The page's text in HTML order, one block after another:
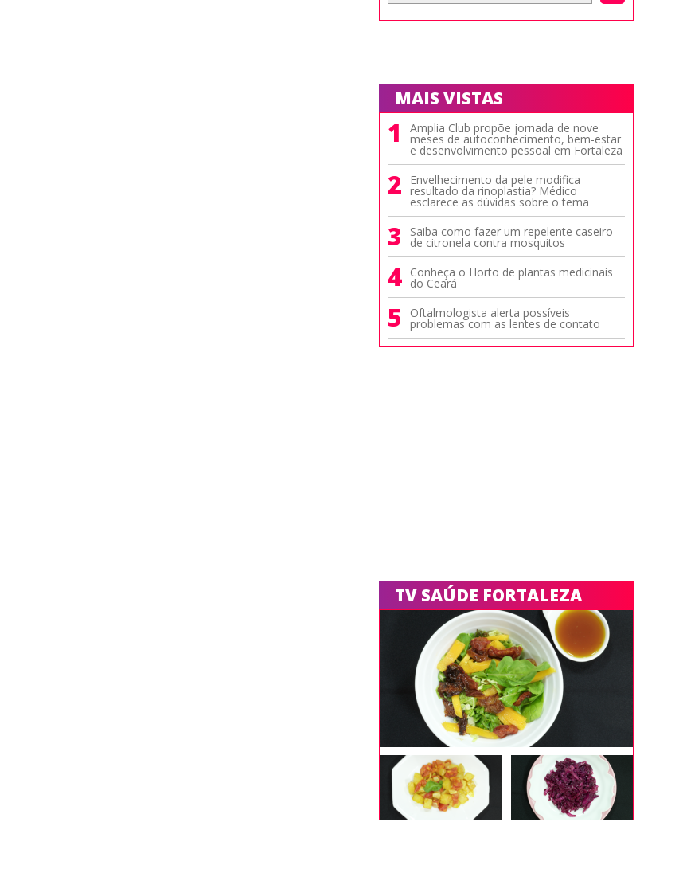
MAIS VISTAS
1 Amplia Club propõe jornada de nove
meses de autoconhecimento, bem-estar
e desenvolvimento pessoal em Fortaleza
2 Envelhecimento da pele modifica
resultado da rinoplastia? Médico
esclarece as dúvidas sobre o tema
3 Saiba como fazer um repelente caseiro
de citronela contra mosquitos
4 Conheça o Horto de plantas medicinais
do Ceará
5 Oftalmologista alerta possíveis
problemas com as lentes de contato
TV SAÚDE FORTALEZA